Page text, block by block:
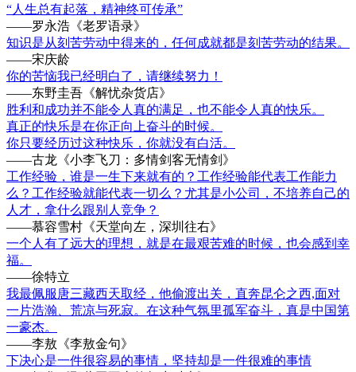
“人生总有起落，精神终可传承”
——罗永浩《老罗语录》
知识是从刻苦劳动中得来的，任何成就都是刻苦劳动的结果。
——宋庆龄
你的苦恼我已经明白了，请继续努力！
——东野圭吾《解忧杂货店》
胜利和成功并不能令人真的满足，也不能令人真的快乐。
真正的快乐是在你正向上奋斗的时候。
你只要经历过这种快乐，你就没有白活。
——古龙《小李飞刀：多情剑客无情剑》
工作经验，谁是一生下来就有的？工作经验能代表工作能力
么？工作经验就能代表一切么？尤其是小公司，不培养自己的
人才，拿什么跟别人竞争？
——慕容雪村《天堂向左，深圳往右》
一个人有了远大的理想，就是在最艰苦难的时候，也会感到幸
福。
——徐特立
我最佩服唐三藏西天取经，他偷渡出关，直奔昆仑之西,面对
一片浩瀚、荒凉与死寂。在这种气氛里孤军奋斗，真是中国第
一豪杰。
——李敖《李敖金句》
下决心是一件很容易的事情，坚持却是一件很难的事情